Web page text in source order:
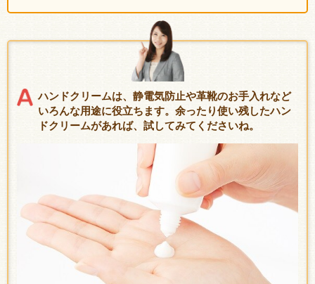
ハンドクリームは、静電気防止や革靴のお手入れなど
いろんな用途に役立ちます。余ったり使い残したハン
ドクリームがあれば、試してみてくださいね。